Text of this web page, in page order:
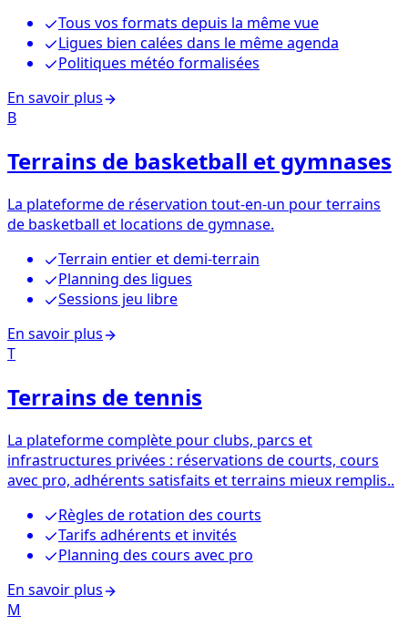
Tous vos formats depuis la même vue
Ligues bien calées dans le même agenda
Politiques météo formalisées
En savoir plus
B
Terrains de basketball et gymnases
La plateforme de réservation tout-en-un pour terrains
de basketball et locations de gymnase.
Terrain entier et demi-terrain
Planning des ligues
Sessions jeu libre
En savoir plus
T
Terrains de tennis
La plateforme complète pour clubs, parcs et
infrastructures privées : réservations de courts, cours
avec pro, adhérents satisfaits et terrains mieux remplis..
Règles de rotation des courts
Tarifs adhérents et invités
Planning des cours avec pro
En savoir plus
M